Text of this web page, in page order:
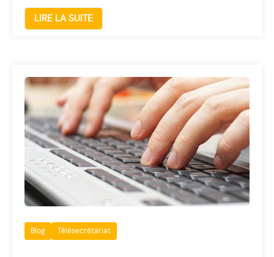
LIRE LA SUITE
Blog Télésecrétariat